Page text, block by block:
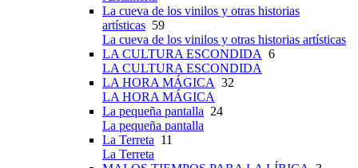
La cueva de los vinilos y otras historias
artísticas 59
La cueva de los vinilos y otras historias artísticas
LA CULTURA ESCONDIDA 6
LA CULTURA ESCONDIDA
LA HORA MÁGICA 32
LA HORA MÁGICA
La pequeña pantalla 24
La pequeña pantalla
La Terreta 11
La Terreta